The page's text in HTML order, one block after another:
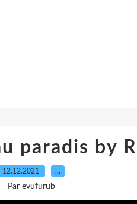
paradis by
12.12.2021 …
Par evufurub